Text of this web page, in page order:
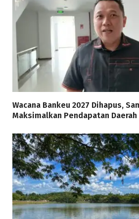
Wacana Bankeu 2027 Dihapus,
Maksimalkan Pendapatan Daerah